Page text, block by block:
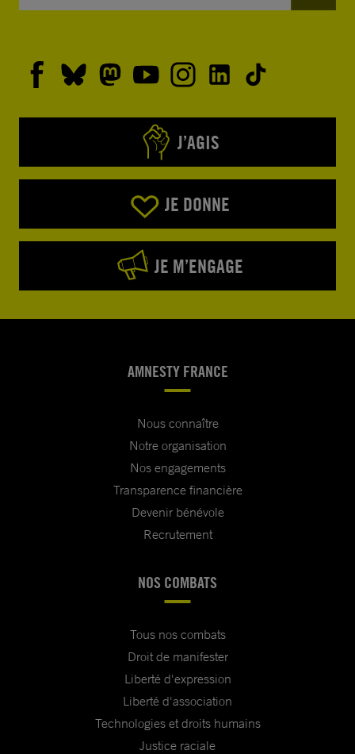
J’AGIS
JE DONNE
JE M’ENGAGE
AMNESTY FRANCE
Nous connaître
Notre organisation
Nos engagements
Transparence financière
Devenir bénévole
Recrutement
NOS COMBATS
Tous nos combats
Droit de manifester
Liberté d'expression
Liberté d'association
Technologies et droits humains
Justice raciale